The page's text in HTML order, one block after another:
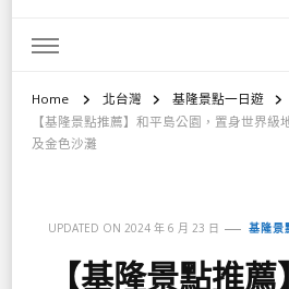
Home 北台灣
基隆景點一日遊
【基隆景點推薦】和平島公園，置身世界
及金色沙灘
UPDATED ON 2024 年 6 月 23 日 基隆景
【基隆景點推